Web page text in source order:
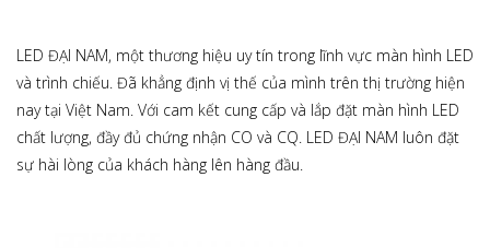
LED ĐẠI NAM, một thương hiệu uy tín trong lĩnh vực màn hình LED
và trình chiếu. Đã khẳng định vị thế của mình trên thị trường hiện
nay tại Việt Nam. Với cam kết cung cấp và lắp đặt màn hình LED
chất lượng, đầy đủ chứng nhận CO và CQ. LED ĐẠI NAM luôn đặt
sự hài lòng của khách hàng lên hàng đầu.